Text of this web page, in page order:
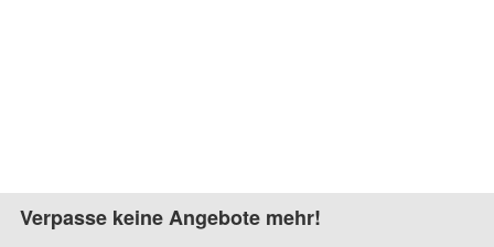
Verpasse keine Angebote mehr!